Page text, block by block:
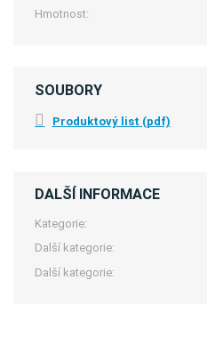
Hmotnost:
SOUBORY
Produktový list (pdf)
DALŠÍ INFORMACE
Kategorie:
Další kategorie:
Další kategorie: